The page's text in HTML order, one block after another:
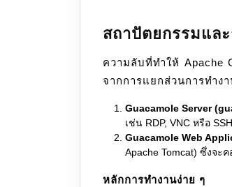
สถาปัตยกรรมแล
ความลับที่ทำให้ Apache
จากการแยกส่วนการทำง
Guacamole Server
เช่น RDP, VNC หรือ
Guacamole Web
Apache Tomcat) ซึ่งจะ
หลักการทำงานง่าย ๆ